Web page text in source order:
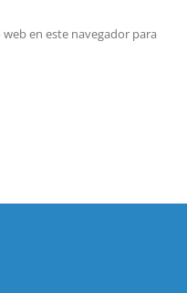
en este navegador para